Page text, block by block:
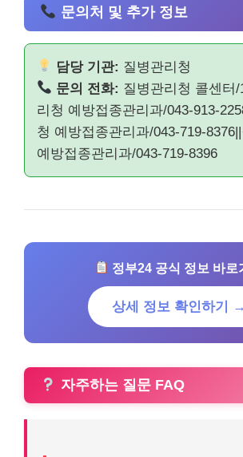
문의처 및 추가 정보
담당 기관: 질병관리청
문의 전화: 질병관리청 콜센터/
리청 예방접종관리과/043-913-
청 예방접종관리과/043-719-
예방접종관리과/043-719-8396
정부24 공식 정보 바로
상세 정보 확인하기 →
자주하는 질문 FAQ